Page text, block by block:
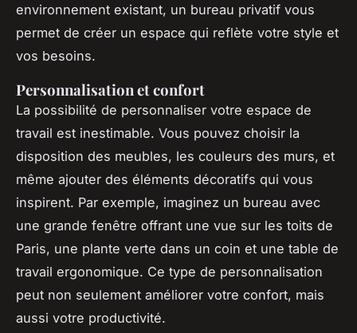
environnement existant, un bureau privatif vous
permet de créer un espace qui reflète votre style et
vos besoins.
Personnalisation et confort
La possibilité de personnaliser votre espace de
travail est inestimable. Vous pouvez choisir la
disposition des meubles, les couleurs des murs, et
même ajouter des éléments décoratifs qui vous
inspirent. Par exemple, imaginez un bureau avec
une grande fenêtre offrant une vue sur les toits de
Paris, une plante verte dans un coin et une table de
travail ergonomique. Ce type de personnalisation
peut non seulement améliorer votre confort, mais
aussi votre productivité.